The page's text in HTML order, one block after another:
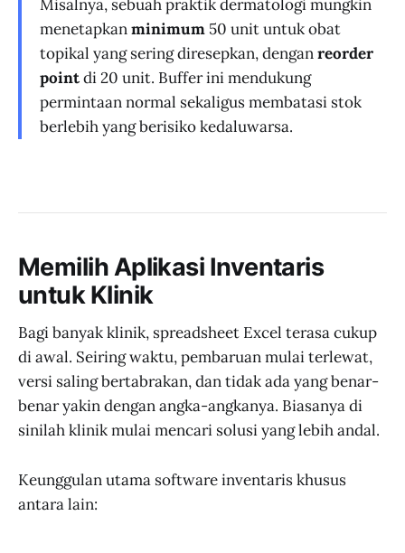
Misalnya, sebuah praktik dermatologi mungkin
menetapkanminimum 50 unit untuk obat
topikal yang sering diresepkan, denganreorder
pointdi 20 unit. Buffer ini mendukung
permintaan normal sekaligus membatasi stok
berlebih yang berisiko kedaluwarsa.
Memilih Aplikasi Inventaris
untuk Klinik
Bagi banyak klinik, spreadsheet Excel terasa cukup
di awal. Seiring waktu, pembaruan mulai terlewat,
versi saling bertabrakan, dan tidak ada yang benar-
benar yakin dengan angka-angkanya. Biasanya di
sinilah klinik mulai mencari solusi yang lebih andal.
Keunggulan utama software inventaris khusus
antara lain: